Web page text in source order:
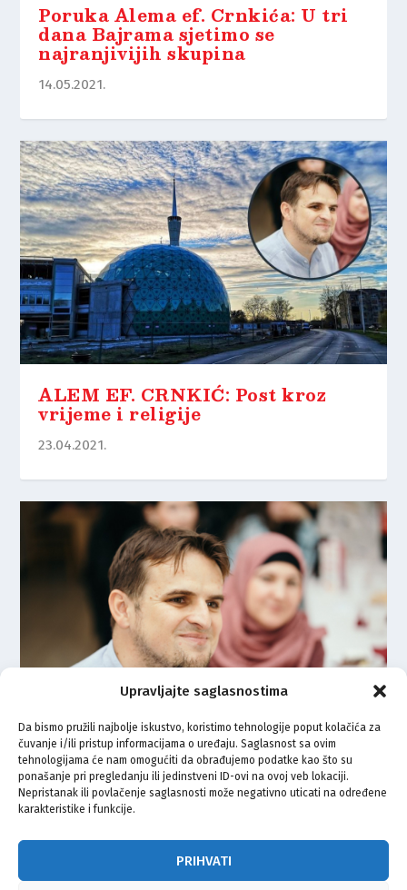
Upravljajte saglasnostima
Da bismo pružili najbolje iskustvo, koristimo tehnologije poput kolačića za
čuvanje i/ili pristup informacijama o uređaju. Saglasnost sa ovim
tehnologijama će nam omogućiti da obrađujemo podatke kao što su
ponašanje pri pregledanju ili jedinstveni ID-ovi na ovoj veb lokaciji.
Nepristanak ili povlačenje saglasnosti može negativno uticati na određene
karakteristike i funkcije.
PRIHVATI
Poruka Alema ef. Crnkića: U tri
dana Bajrama sjetimo se
najranjivijih skupina
14.05.2021.
ALEM EF. CRNKIĆ: Post kroz
vrijeme i religije
23.04.2021.
GLAVNI IMAM MIZ SISAK:
Nadahnuta ramazanska poruka
Alema ef. Crnkića